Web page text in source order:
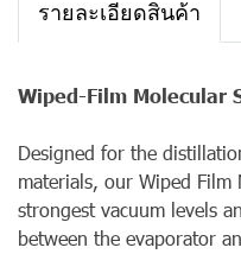
รายละเอียดสินค้า
Wiped-Film Molecular
Designed for the
materials, our Wiped
strongest vacuum levels
between the evaporator